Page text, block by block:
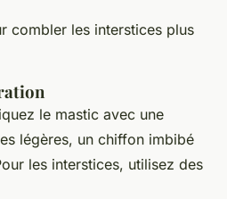
combler les interstices plus
le mastic avec une
légères, un chiffon imbibé
les interstices, utilisez des